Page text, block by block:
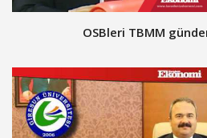
​OSBleri TBMM